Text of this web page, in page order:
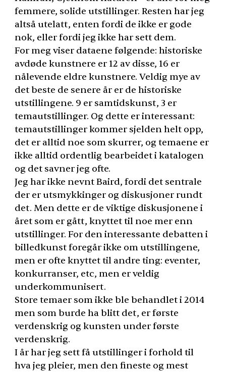
femmere, solide utstillinger. Resten har jeg
altså utelatt, enten fordi de ikke er gode
nok, eller fordi jeg ikke har sett dem.
For meg viser dataene følgende: historiske
avdøde kunstnere er 12 av disse, 16 er
nålevende eldre kunstnere. Veldig mye av
det beste de senere år er de historiske
utstillingene. 9 er samtidskunst, 3 er
temautstillinger. Og dette er interessant:
temautstillinger kommer sjelden helt opp,
det er alltid noe som skurrer, og temaene er
ikke alltid ordentlig bearbeidet i katalogen
og det savner jeg ofte.
Jeg har ikke nevnt Baird, fordi det sentrale
der er utsmykkinger og diskusjoner rundt
det. Men dette er de viktige diskusjonene i
året som er gått, knyttet til noe mer enn
utstillinger. For den interessante debatten i
billedkunst foregår ikke om utstillingene,
men er ofte knyttet til andre ting: eventer,
konkurranser, etc, men er veldig
underkommunisert.
Store temaer som ikke ble behandlet i 2014
men som burde ha blitt det, er første
verdenskrig og kunsten under første
verdenskrig.
I år har jeg sett få utstillinger i forhold til
hva jeg pleier, men den fineste og mest